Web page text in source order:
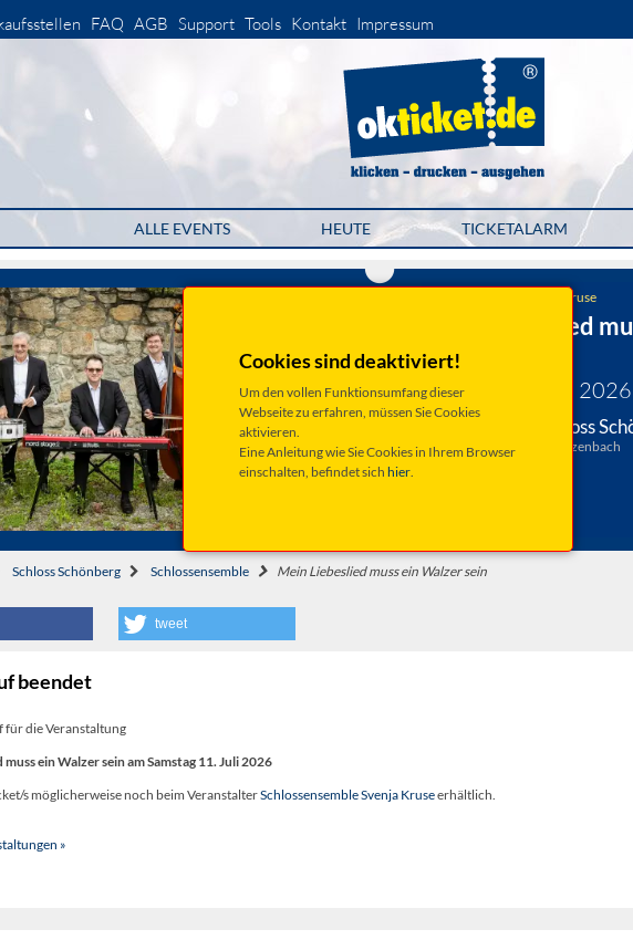
FAQ AGB Support Tools Kontakt Impressum
ALLE EVENTS HEUTE TICKETALARM
Cookies sind deaktiviert!
Um den vollen Funktionsumfang dieser
Webseite zu erfahren, müssen Sie Cookies
aktivieren.
Eine Anleitung wie Sie Cookies in Ihrem Browser
einschalten, befindet sich hier.
Schlossensemble Svenja Kruse
Mein Liebeslied
Walzer sein
Samstag 11. Juli 2026
Wenzenbach, Schloss
Am Schloss 2, 93173 Wenzenbach
Schloss Schönberg Schlossensemble Mein Liebeslied muss ein Walzer sein
tweet
beendet
für die Veranstaltung
ein Walzer sein am Samstag 11. Juli 2026
s möglicherweise noch beim VeranstalterSchlossensemble Svenja Kruseerhältlich.
»